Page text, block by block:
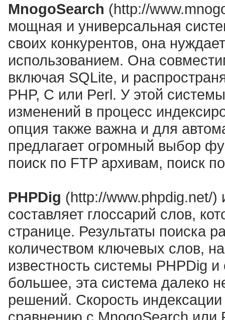
MnogoSearch (http://
мощная и универсальная
своих конкурентов, она
использованием. Она
включая SQLite, и
PHP, C или Perl. У этой
изменений в процесс
опция также важна и для
предлагает огромный выбор
поиск по FTP архивам, поиск
PHPDig (http://www.phpdig.net/)
составляет глоссарий слов,
странице. Результаты поиска
количеством ключевых слов,
известность системы PHPDig
большее, эта система далеко
решений. Скорость